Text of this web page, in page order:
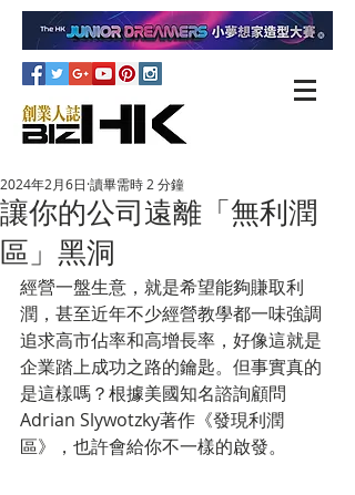
讓你的公司遠離「無利潤
區」黑洞
2024年2月6日 讀畢需時 2 分鐘
經營一盤生意，就是希望能夠賺取利
潤，甚至近年不少經營教學都一味強調
追求高市佔率和高增長率，好像這就是
企業踏上成功之路的鑰匙。但事實真的
是這樣嗎？根據美國知名諮詢顧問
Adrian Slywotzky著作《發現利潤
區》，也許會給你不一樣的啟發。